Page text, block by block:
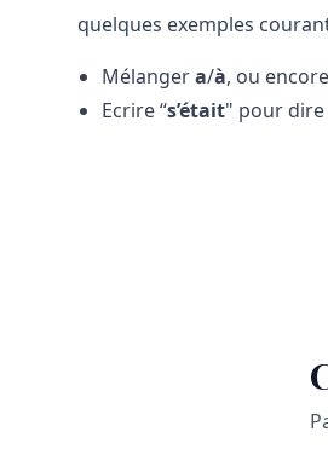
quelques exemples
Mélangera/à, ou encore
Ecrire “s’était" pour dire